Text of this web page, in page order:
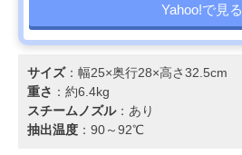
Yahoo!で見る
サイズ：幅25×奥行28×高さ32.5cm
重さ ：約6.4kg
スチームノズル：あり
抽出温度 ：90～92℃